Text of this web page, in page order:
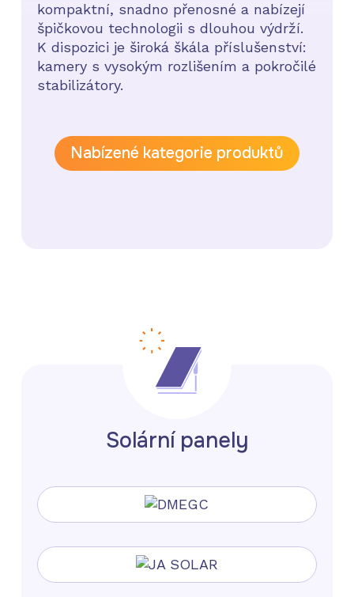
kompaktní, snadno přenosné a nabízejí
špičkovou technologii s dlouhou výdrží.
K dispozici je široká škála příslušenství:
kamery s vysokým rozlišením a pokročilé
stabilizátory.
Nabízené kategorie produktů
Solární panely